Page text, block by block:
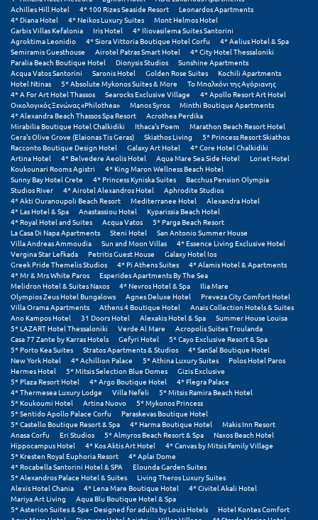
Παρνασσός
Πάρος
Πάτμος
Πάτρα
Παύλιανη
Πειραιάς
Πελοπόννησος
Πήλιο
Πιερία
Πλαταμώνας
Πλύτρα Λακωνίας
Πόρος
Πόρτο Χέλι
Πρέβεζα
Πύλος
Πύργος
Ρ
Ρέθυμνο
Ρίο
Achilles Hill Hotel
4* 100 Rizes Seaside Resort
Leonardos Apartments
4* Diana Hotel
4* Neikos Luxury Suites
Mont Helmos Hotel
Garbis Villas Kefalonia
Iris Hotel
4* Iliovasilema Suites Santorini
Agroktima Leonidio
4* Siora Vittoria Boutique Hotel Corfu
4* Aelius Hotel & Spa
Semiramis Guesthouse
Airotel Patras Smart Hotel
4* City Hotel Thessaloniki
Paralia Beach Boutique Hotel
Dionysis Studios
Sunshine Apartments
Acqua Vatos Santorini
Saronis Hotel Golden Rose Suites
Kochili Apartments
Hotel Ntinas
5* Absolute Mykonos Suites & More
Το Μπαλκόνι της Αγόριανης
4* A For Art Hotel Thassos
Searocks Exclusive Village
4* Apollo Resort Art Hotel
Οικολογικός Ξενώνας «Philothea»
Manos Syros
Minthi Boutique Apartments
4* Alexandra Beach Thassos Spa Resort
Acrothea Perdika
Mirabilia Boutique Hotel Chalkidiki
Ithaca's Poem
Marathon Beach Resort Hotel
Gera's Olive Grove (Elaionas Tis Geras)
Skiathos Living
5* Princess Resort Skiathos
Racconto Boutique Design Hotel
Galaxy Art Hotel
4* Core Hotel Chalkidiki
Artina Hotel
4* Belvedere Aeolis Hotel Aqua Mare Sea Side Hotel
Loriet Hotel
Koukounari Rooms Agistri
4* King Maron Wellness Beach Hotel
Sunny Bay Hotel Crete
4* Princess Kyniska Suites
Bacchus Pension Olympia
Studios River
4* Airotel Alexandros Hotel
Aphrodite Studios
4* Akti Ouranoupoli Beach Resort
Mediterranee Hotel
Alexandra Hotel
4* Las Hotel & Spa
Anastassiou Hotel
Kyparissia Beach Hotel
4* Royal Hotel and Suites
Acqua Vatos
5* Parga Beach Resort
La Casa Di Napa Apartments
Steni Hotel
San Antonio Summer House
Villa Andreas Ammoudia
Sun and Moon Villas
4* Essence Living Exclusive Hotel
Vergina Star Lefkada
Petritis Guest House
Galaxy Hotel Ios
Greek Pride Themelis Studios
4* Pi Athens Suites
4* Alamis Hotel & Apartments
4* Mr & Mrs White Paros
Esperides Apartments By The Sea
Melidron Hotel & Suites Naxos
4* Nevros Hotel & Spa
Ilia Mare
Olympios Zeus Hotel Bungalows
Agnes Deluxe Hotel
Preveza City Comfort Hotel
Villa Orama Apartments
Athens 4 Boutique Hotel
Anais Collection Hotels & Suites
Ano Kampos Hotel
31 Doors Hotel Alexakis Hotel & Spa
Summer House Louisa
5* LAZART Hotel Thessaloniki
Verde Al Mare
Acropolis Suites Troulanda
Casa 77 Zante by Karras Hotels
Gefyri Hotel
5* Cayo Exclusive Resort & Spa
5* Porto Kea Suites
Stratos Apartments & Studios
4* SanSal Boutique Hotel
New York Hotel
4* Achillion Palace 5* Athina Luxury Suites
Polos Hotel Paros
Hermes Hotel
5* Mitsis Selection Blue Domes
Gizis Exclusive
5* Plaza Resort Hotel
4* Argo Boutique Hotel
4* Flegra Palace
4* Thermesea Luxury Lodge
Villa Nefeli
5* Mitsis Ramira Beach Hotel
5* Koukoumi Hotel
Artina Nuovo
5* Mykonos Princess
5* Sentido Apollo Palace Corfu
Paraskevas Boutique Hotel
5* Castello Boutique Resort & Spa
4* Harma Boutique Hotel
Makis Inn Resort
Anasa Corfu
Eri Studios 5* Almyros Beach Resort & Spa
Naxos Beach Hotel
Hippocampus Hotel
4* Kos Aktis Art Hotel
4* Canvas by Mitsis Family Village
5* Kresten Royal Euphoria Resort
4* Aplai Dome
4* Rocabella Santorini Hotel & SPA
Elounda Garden Suites
5* Alexandros Palace Hotel & Suites
Living Theros Luxury Suites
Alexis Hotel Chania
4* Lena Mare Boutique Hotel
4* Civitel Akali Hotel
Mariya Art Living
Aqua Blu Boutique Hotel & Spa
5* Asterion Suites & Spa - Designed for adults by Louis Hotels
Hotel Kontes Comfort